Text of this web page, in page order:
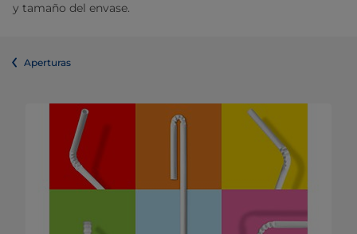
y tamaño del envase.
Aperturas